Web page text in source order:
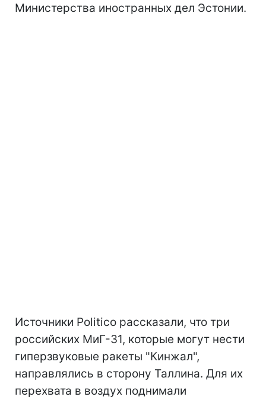
Министерства иностранных дел Эстонии.
Источники Politico рассказали, что три
российских МиГ-31, которые могут нести
гиперзвуковые ракеты "Кинжал",
направлялись в сторону Таллина. Для их
перехвата в воздух поднимали